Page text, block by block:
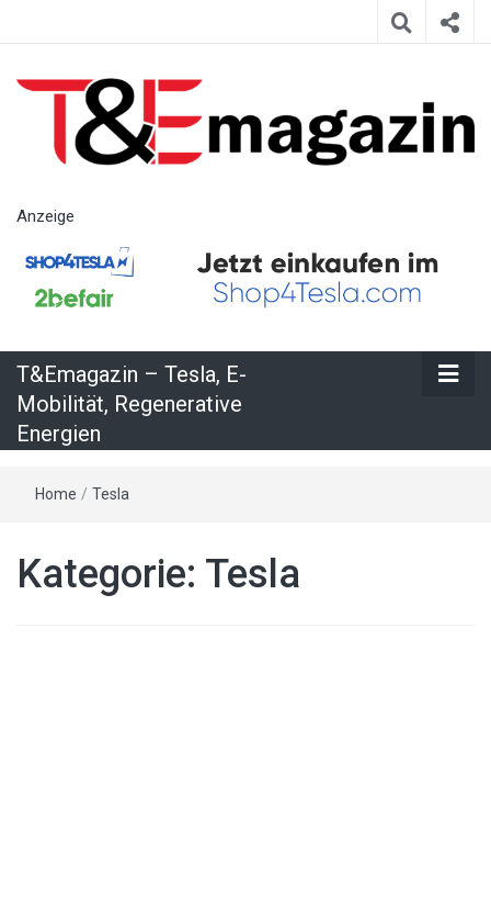
– Tesla, E-
Regenerative
Energien
Anzeige
T&Emagazin – Tesla, E-
Mobilität, Regenerative
Energien
Home / Tesla
Kategorie: Tesla